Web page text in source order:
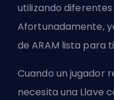
utilizando
Afortunadamente,
de ARAM lista para
Cuando un jugador
necesita una Llave